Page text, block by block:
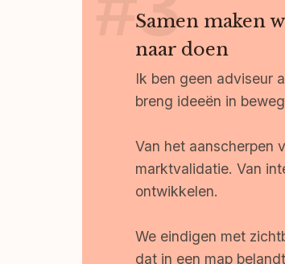
Samen maken
naar doen
Ik ben geen adviseur
breng ideeën in
Van het aanscherpen
marktvalidatie. Van
ontwikkelen.
We eindigen met
dat in een map